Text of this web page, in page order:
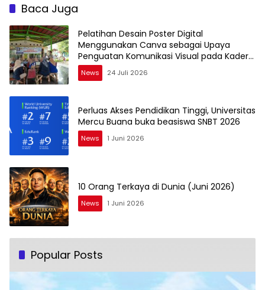
Baca Juga
Pelatihan Desain Poster Digital
Menggunakan Canva sebagai Upaya
Penguatan Komunikasi Visual pada Kader
PKK Kelurahan Bambu Apus
News 24 Juli 2026
Perluas Akses Pendidikan Tinggi, Universitas
Mercu Buana buka beasiswa SNBT 2026
News 1 Juni 2026
10 Orang Terkaya di Dunia (Juni 2026)
News 1 Juni 2026
Popular Posts